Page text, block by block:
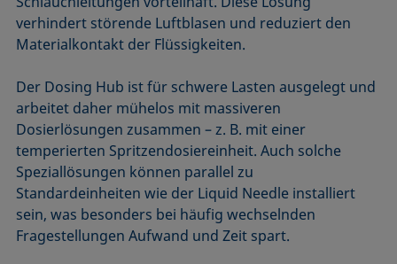
verhindert störende Luftblasen und reduziert den
Materialkontakt der Flüssigkeiten.
Der Dosing Hub ist für schwere Lasten ausgelegt und
arbeitet daher mühelos mit massiveren
Dosierlösungen zusammen – z. B. mit einer
temperierten Spritzendosiereinheit. Auch solche
Speziallösungen können parallel zu
Standardeinheiten wie der Liquid Needle installiert
sein, was besonders bei häufig wechselnden
Fragestellungen Aufwand und Zeit spart.